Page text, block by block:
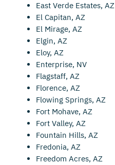
East Verde Estates, AZ
El Capitan, AZ
El Mirage, AZ
Elgin, AZ
Eloy, AZ
Enterprise, NV
Flagstaff, AZ
Florence, AZ
Flowing Springs, AZ
Fort Mohave, AZ
Fort Valley, AZ
Fountain Hills, AZ
Fredonia, AZ
Freedom Acres, AZ